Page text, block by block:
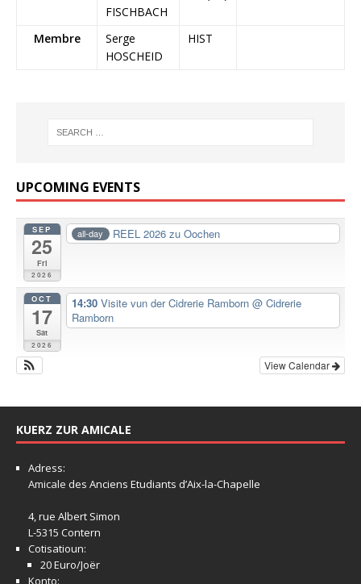
FISCHBACH
Membre
Serge
HOSCHEID
HIST
UPCOMING EVENTS
SEP
25
Fri
2026
all-day REEL 2026 zu Oochen
OCT
17
Sat
2026
14:30 Visite vun der Cidrerie Ramborn @ Cidrerie
Ramborn
View Calendar
KUERZ ZUR AMICALE
Adress:
Amicale des Anciens Etudiants d’Aix-la-Chapelle
4, rue Albert Simon
L-5315 Contern
Cotisatioun:
20 Euro/Joër
Konto: